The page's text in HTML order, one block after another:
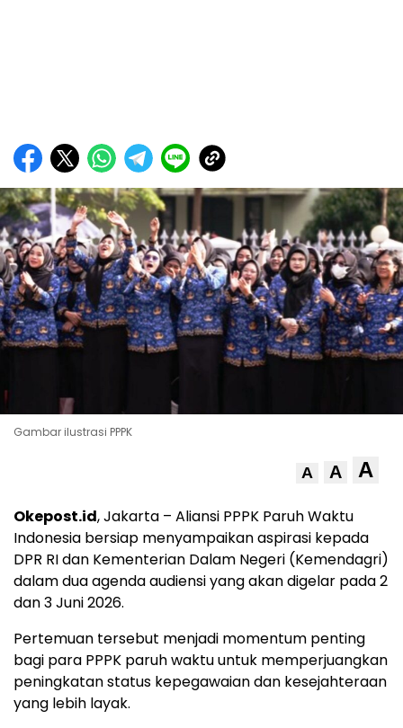
Gambar ilustrasi PPPK
A A A
Okepost.id, Jakarta – Aliansi PPPK Paruh Waktu
Indonesia bersiap menyampaikan aspirasi kepada
DPR RI dan Kementerian Dalam Negeri (Kemendagri)
dalam dua agenda audiensi yang akan digelar pada 2
dan 3 Juni 2026.
Pertemuan tersebut menjadi momentum penting
bagi para PPPK paruh waktu untuk memperjuangkan
peningkatan status kepegawaian dan kesejahteraan
yang lebih layak.